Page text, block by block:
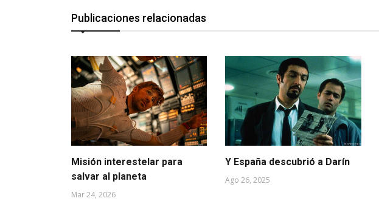
Publicaciones relacionadas
Misión interestelar para
salvar al planeta
Mar 24, 2026
Y España descubrió a Darín
Ago 26, 2025